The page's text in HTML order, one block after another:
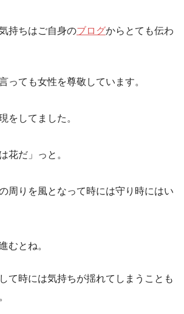
持ちはご自身のブログからとても伝わ
っても女性を尊敬しています。
をしてました。
だ」っと。
周りを風となって時には守り時にはい
むとね。
て時には気持ちが揺れてしまうことも